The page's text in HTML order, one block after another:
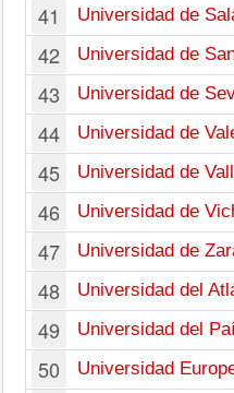
41 Universidad de
42 Universidad de
43 Universidad de
44 Universidad de
45 Universidad de
46 Universidad de
47 Universidad de
48 Universidad del
49 Universidad del
50 Universidad